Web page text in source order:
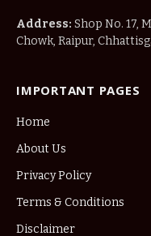
Address: Shop No. 17,
Chowk, Raipur,
IMPORTANT PAGES
Home
About Us
Privacy Policy
Terms & Conditions
Disclaimer